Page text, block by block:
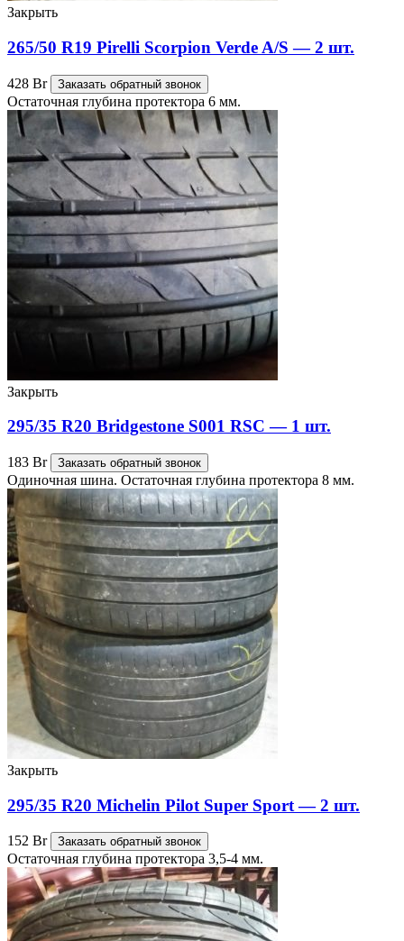
Закрыть
265/50 R19 Pirelli Scorpion Verde A/S — 2 шт.
428 Br Заказать обратный звонок
Остаточная глубина протектора 6 мм.
Закрыть
295/35 R20 Bridgestone S001 RSC — 1 шт.
183 Br Заказать обратный звонок
Одиночная шина. Остаточная глубина протектора 8 мм.
Закрыть
295/35 R20 Michelin Pilot Super Sport — 2 шт.
152 Br Заказать обратный звонок
Остаточная глубина протектора 3,5-4 мм.